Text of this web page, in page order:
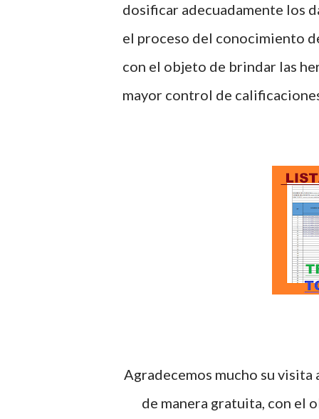
dosificar adecuadamente los
el proceso del conocimiento
con el objeto de brindar las
mayor control de
Agradecemos mucho su visita al blog, recordando que los materiales se comparten
de manera gratuita, con el